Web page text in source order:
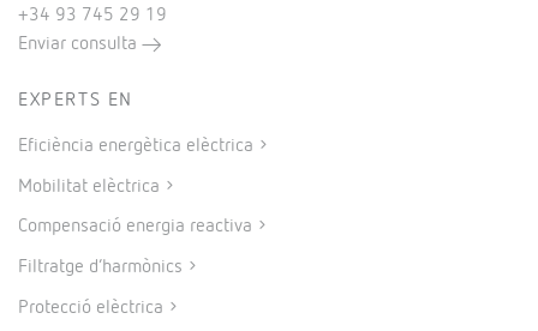
+34 93 745 29 19
Enviar consulta
EXPERTS EN
Eficiència energètica elèctrica
Mobilitat elèctrica
Compensació energia reactiva
Filtratge d’harmònics
Protecció elèctrica